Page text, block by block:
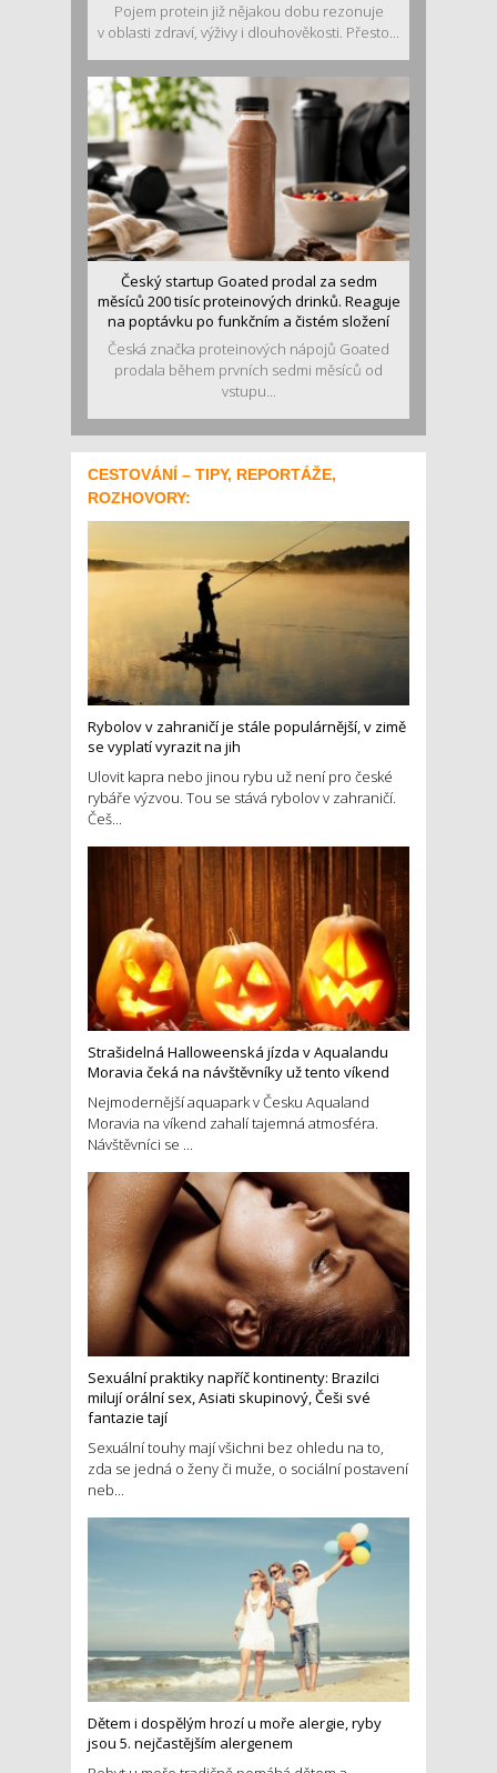
Pojem protein již nějakou dobu rezonuje
v oblasti zdraví, výživy i dlouhověkosti. Přesto...
Český startup Goated prodal za sedm
měsíců 200 tisíc proteinových drinků. Reaguje
na poptávku po funkčním a čistém složení
Česká značka proteinových nápojů Goated
prodala během prvních sedmi měsíců od
vstupu...
CESTOVÁNÍ – TIPY, REPORTÁŽE,
ROZHOVORY:
Rybolov v zahraničí je stále populárnější, v zimě
se vyplatí vyrazit na jih
Ulovit kapra nebo jinou rybu už není pro české
rybáře výzvou. Tou se stává rybolov v zahraničí.
Češ...
Strašidelná Halloweenská jízda v Aqualandu
Moravia čeká na návštěvníky už tento víkend
Nejmodernější aquapark v Česku Aqualand
Moravia na víkend zahalí tajemná atmosféra.
Návštěvníci se ...
Sexuální praktiky napříč kontinenty: Brazilci
milují orální sex, Asiati skupinový, Češi své
fantazie tají
Sexuální touhy mají všichni bez ohledu na to,
zda se jedná o ženy či muže, o sociální postavení
neb...
Dětem i dospělým hrozí u moře alergie, ryby
jsou 5. nejčastějším alergenem